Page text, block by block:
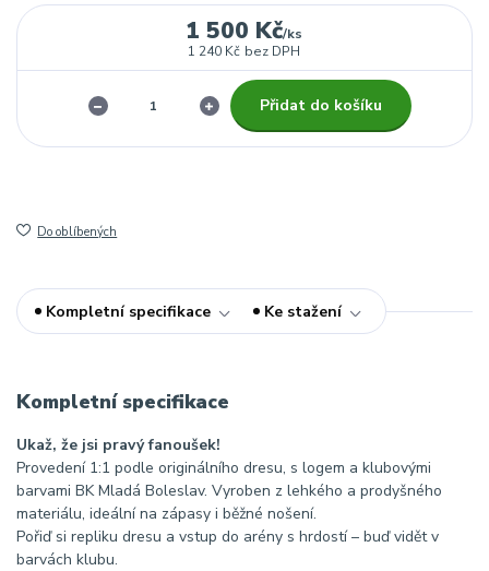
1 500 Kč/ks
1 240 Kč bez DPH
Přidat do košíku
Do oblíbených
Kompletní specifikace Ke stažení
Kompletní specifikace
Ukaž, že jsi pravý fanoušek!
Provedení 1:1 podle originálního dresu, s logem a klubovými
barvami BK Mladá Boleslav. Vyroben z lehkého a prodyšného
materiálu, ideální na zápasy i běžné nošení.
Pořiď si repliku dresu a vstup do arény s hrdostí – buď vidět v
barvách klubu.